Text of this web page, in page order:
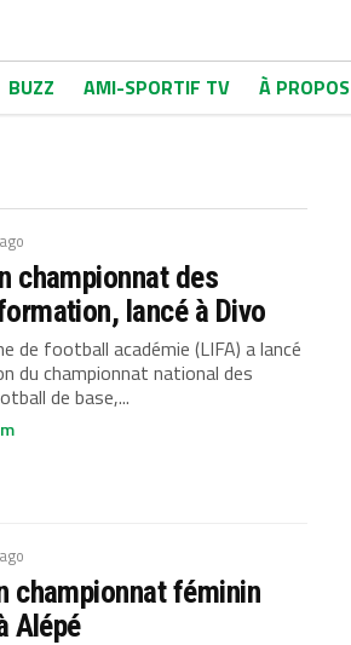
BUZZ AMI-SPORTIF TV À PROPOS
championnat des
lancé à Divo
de football académie (LIFA) a lancé
du championnat national des
de base,...
championnat féminin
Alépé